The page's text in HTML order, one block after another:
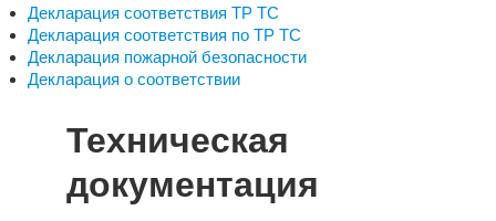
Декларация соответствия ТР ТС
Декларация соответствия по ТР ТС
Декларация пожарной безопасности
Декларация о соответствии
Техническая
документация